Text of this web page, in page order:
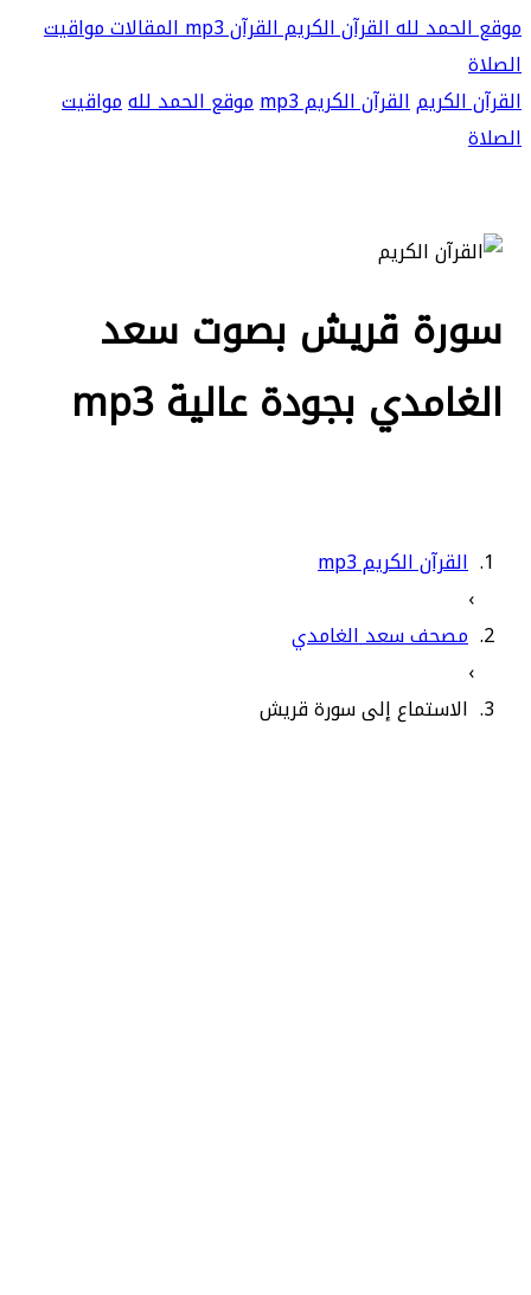
موقع الحمد للهالقرآن الكريمالقرآن mp3 المقالاتمواقيت
الصلاة
القرآن الكريمالقرآن الكريم mp3 موقع الحمد للهمواقيت
الصلاة
سورة قريش بصوت سعد
الغامدي بجودة عالية mp3
القرآن الكريم mp3
›
مصحف سعد الغامدي
›
الاستماع إلى سورة قريش